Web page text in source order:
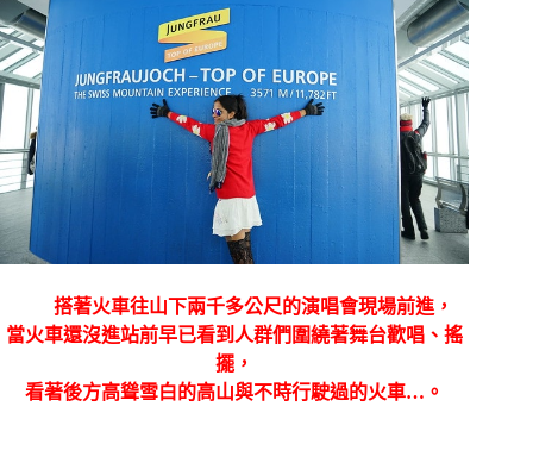
搭著火車往山下兩千多公尺的演唱會現場前進，
當火車還沒進站前早已看到人群們圍繞著舞台歡唱、搖
擺，
看著後方高聳雪白的高山與不時行駛過的火車… 。